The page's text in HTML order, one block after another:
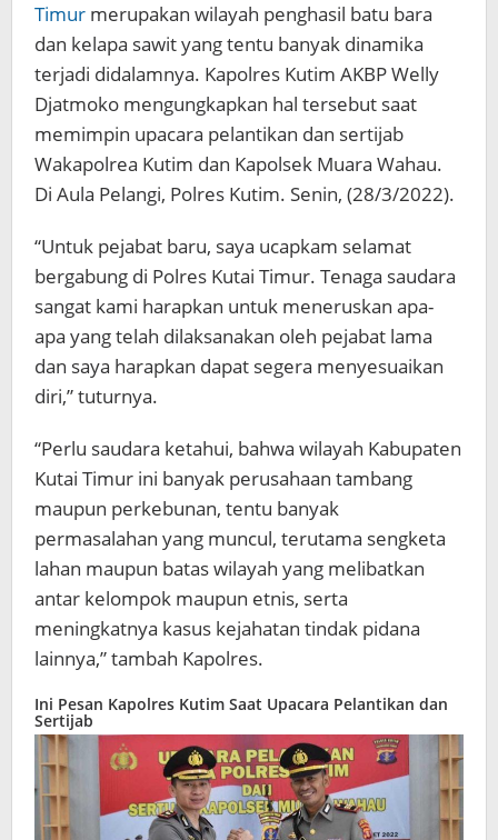
Timur merupakan wilayah penghasil batu bara
dan kelapa sawit yang tentu banyak dinamika
terjadi didalamnya. Kapolres Kutim AKBP Welly
Djatmoko mengungkapkan hal tersebut saat
memimpin upacara pelantikan dan sertijab
Wakapolrea Kutim dan Kapolsek Muara Wahau.
Di Aula Pelangi, Polres Kutim. Senin, (28/3/2022).
“Untuk pejabat baru, saya ucapkam selamat
bergabung di Polres Kutai Timur. Tenaga saudara
sangat kami harapkan untuk meneruskan apa-
apa yang telah dilaksanakan oleh pejabat lama
dan saya harapkan dapat segera menyesuaikan
diri,” tuturnya.
“Perlu saudara ketahui, bahwa wilayah Kabupaten
Kutai Timur ini banyak perusahaan tambang
maupun perkebunan, tentu banyak
permasalahan yang muncul, terutama sengketa
lahan maupun batas wilayah yang melibatkan
antar kelompok maupun etnis, serta
meningkatnya kasus kejahatan tindak pidana
lainnya,” tambah Kapolres.
Ini Pesan Kapolres Kutim Saat Upacara Pelantikan dan
Sertijab